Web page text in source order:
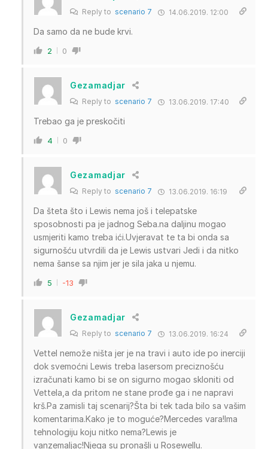
Reply to scenario 7 14.06.2019. 12:00
Da samo da ne bude krvi.
2 0
Gezamadjar
Reply to scenario 7 13.06.2019. 17:40
Trebao ga je preskočiti
4 0
Gezamadjar
Reply to scenario 7 13.06.2019. 16:19
Da šteta što i Lewis nema još i telepatske
sposobnosti pa je jadnog Seba.na daljinu mogao
usmjeriti kamo treba ići.Uvjeravat te ta bi onda sa
sigurnošću utvrdili da je Lewis ustvari Jedi i da nitko
nema šanse sa njim jer je sila jaka u njemu.
5 -13
Gezamadjar
Reply to scenario 7 13.06.2019. 16:24
Vettel nemože ništa jer je na travi i auto ide po inerciji
dok svemoćni Lewis treba lasersom preciznošću
izračunati kamo bi se on sigurno mogao skloniti od
Vettela,a da pritom ne stane prođe ga i ne napravi
krš.Pa zamisli taj scenarij?Šta bi tek tada bilo sa vašim
komentarima.Kako je to moguće?Mercedes vara!Ima
tehnologiju koju nitko nema?Lewis je
vanzemaljac!Njega su pronašli u Rosewellu.